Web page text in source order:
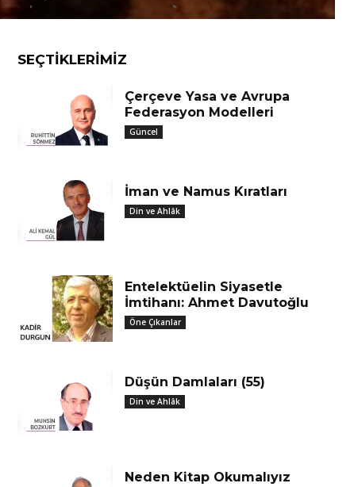
SEÇTIKLERIMIZ
Çerçeve Yasa ve Avrupa
Federasyon Modelleri
Güncel
İman ve Namus Kıratları
Din ve Ahlâk
Entelektüelin Siyasetle
İmtihanı: Ahmet Davutoğlu
Öne Çıkanlar
Düşün Damlaları (55)
Din ve Ahlâk
Neden Kitap Okumalıyız